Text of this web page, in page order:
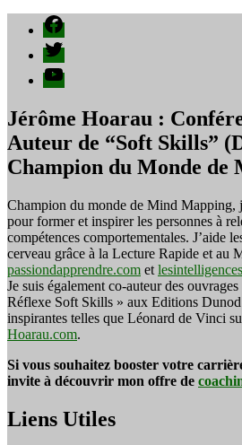
Facebook
Twitter
YouTube
Jérôme Hoarau :
Auteur de “Soft Skills”
Champion du Monde de
Champion du monde de Mind Mapping,
pour former et inspirer les personnes à
compétences comportementales. J’aide
cerveau grâce à la Lecture Rapide et au
passiondapprendre.com et
Je suis également co-auteur des
Réflexe Soft Skills » aux Editions Dunod
inspirantes telles que Léonard de Vinci
Hoarau.com.
Si vous souhaitez booster votre
invite à découvrir mon offre de
Liens Utiles